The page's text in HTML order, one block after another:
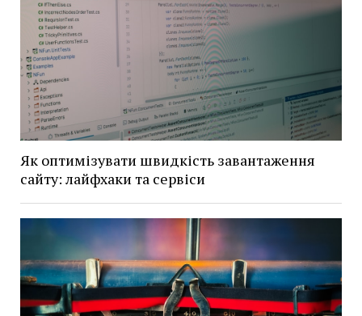
Як оптимізувати швидкість завантаження
сайту: лайфхаки та сервіси